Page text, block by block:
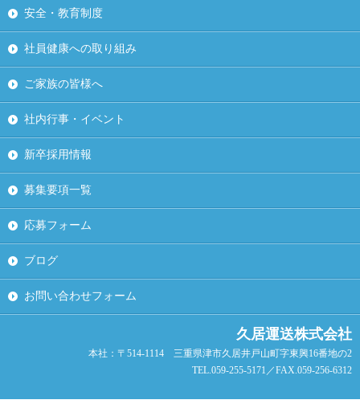
安全・教育制度
社員健康への取り組み
ご家族の皆様へ
社内行事・イベント
新卒採用情報
募集要項一覧
応募フォーム
ブログ
お問い合わせフォーム
久居運送株式会社
本社：〒514-1114 三重県津市久居井戸山町字東興16番地の2
TEL.059-255-5171／FAX.059-256-6312